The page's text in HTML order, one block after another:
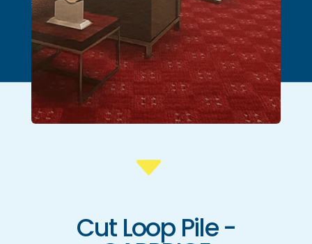
C
Cut Loop Pile -